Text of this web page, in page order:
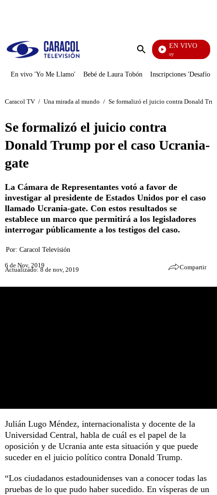
Enviar
EN VIVO
La Finca De Hoy
En vivo 'Yo Me Llamo' Bebé de Laura Tobón Inscripciones 'Desafío'
Caracol TV / Una mirada al mundo / Se formalizó el juicio contra Donald
Se formalizó el juicio contra
Donald Trump por el caso Ucrania-
gate
La Cámara de Representantes votó a favor de
investigar al presidente de Estados Unidos por el caso
llamado Ucrania-gate. Con estos resultados se
establece un marco que permitirá a los legisladores
interrogar públicamente a los testigos del caso.
Por: Caracol Televisión
6 de Nov, 2019
Actualizado: 8 de nov, 2019 Compartir
Julián Lugo Méndez, internacionalista y docente de la
Universidad Central, habla de cuál es el papel de la
oposición y de Ucrania ante esta situación y que puede
suceder en el juicio político contra Donald Trump.
“Los ciudadanos estadounidenses van a conocer todas las
pruebas de lo que pudo haber sucedido. En vísperas de un